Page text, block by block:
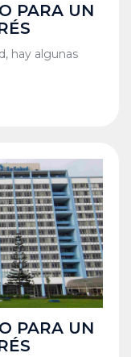
PARA UN
hay algunas
PARA UN